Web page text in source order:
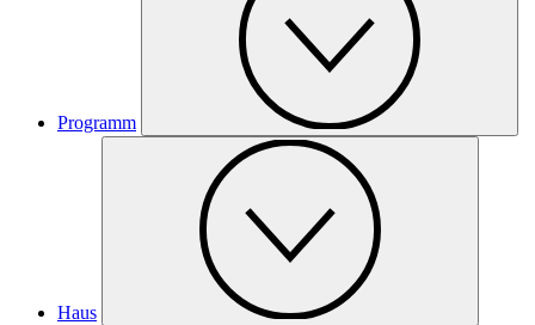
Programm
Haus